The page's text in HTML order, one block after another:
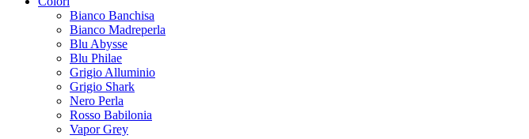
Bianco Banchisa
Bianco Madreperla
Blu Abysse
Blu Philae
Grigio Alluminio
Grigio Shark
Nero Perla
Rosso Babilonia
Vapor Grey